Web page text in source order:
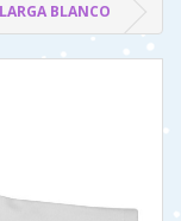
BLANCO